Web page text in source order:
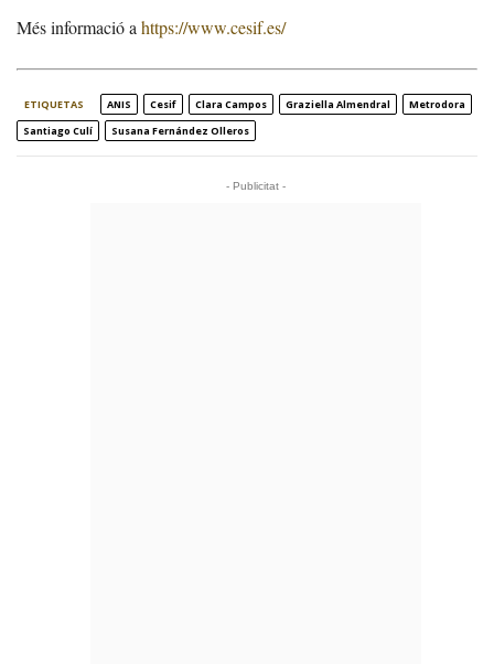
Més informació ahttps://www.cesif.es/
ETIQUETAS ANIS Cesif Clara Campos Graziella Almendral
Metrodora
Santiago Culí
Susana Fernández Olleros
- Publicitat -